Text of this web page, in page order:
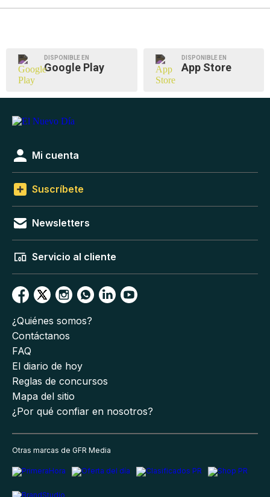
DISPONIBLE EN
Google Play
DISPONIBLE EN
App Store
Mi cuenta
Suscríbete
Newsletters
Servicio al cliente
¿Quiénes somos?
Contáctanos
FAQ
El diario de hoy
Reglas de concursos
Mapa del sitio
¿Por qué confiar en nosotros?
Otras marcas de GFR Media